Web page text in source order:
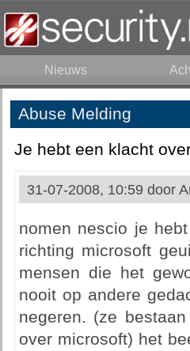
Nieuws
Abuse Melding
Je hebt een klacht
31-07-2008, 10:59 door
nomen nescio je
richting microsoft
mensen die het
nooit op andere
negeren. (ze
over microsoft) het